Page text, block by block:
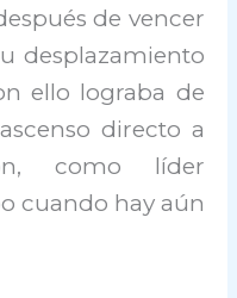
de vencer
desplazamiento
ello lograba de
directo a
como líder
cuando hay aún